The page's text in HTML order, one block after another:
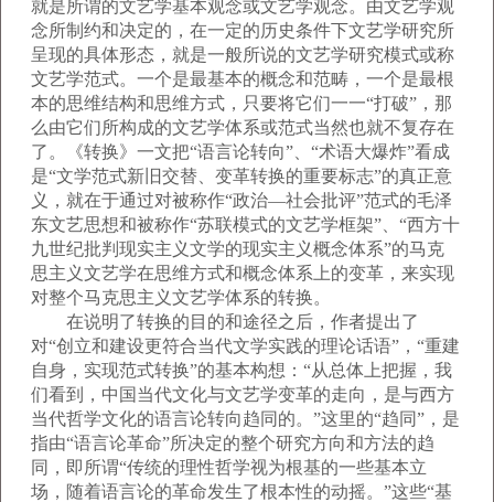
就是所谓的文艺学基本观念或文艺学观念。由文艺学观
念所制约和决定的，在一定的历史条件下文艺学研究所
呈现的具体形态，就是一般所说的文艺学研究模式或称
文艺学范式。一个是最基本的概念和范畴，一个是最根
本的思维结构和思维方式，只要将它们一一“打破”，那
么由它们所构成的文艺学体系或范式当然也就不复存在
了。《转换》一文把“语言论转向”、“术语大爆炸”看成
是“文学范式新旧交替、变革转换的重要标志”的真正意
义，就在于通过对被称作“政治—社会批评”范式的毛泽
东文艺思想和被称作“苏联模式的文艺学框架”、“西方十
九世纪批判现实主义文学的现实主义概念体系”的马克
思主义文艺学在思维方式和概念体系上的变革，来实现
对整个马克思主义文艺学体系的转换。
在说明了转换的目的和途径之后，作者提出了
对“创立和建设更符合当代文学实践的理论话语”，“重建
自身，实现范式转换”的基本构想：“从总体上把握，我
们看到，中国当代文化与文艺学变革的走向，是与西方
当代哲学文化的语言论转向趋同的。”这里的“趋同”，是
指由“语言论革命”所决定的整个研究方向和方法的趋
同，即所谓“传统的理性哲学视为根基的一些基本立
场，随着语言论的革命发生了根本性的动摇。”这些“基